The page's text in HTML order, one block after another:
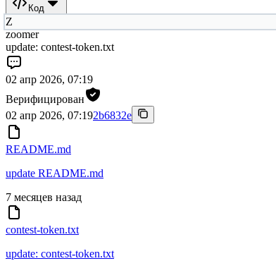
Код
Z
zoomer
update: contest-token.txt
02 апр 2026, 07:19
Верифицирован
02 апр 2026, 07:192b6832e
README.md
update README.md
7 месяцев назад
contest-token.txt
update: contest-token.txt